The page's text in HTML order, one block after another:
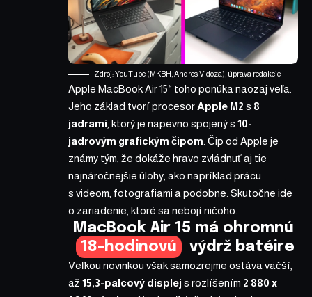
Zdroj: YouTube (MKBH, Andres Vidoza), úprava redakcie
Apple MacBook Air 15“ toho ponúka naozaj veľa.
Jeho základ tvorí procesor Apple M2 s 8
jadrami , ktorý je napevno spojený s 10-
jadrovým grafickým čipom . Čip od Apple je
známy tým, že dokáže hravo zvládnuť aj tie
najnáročnejšie úlohy, ako napríklad prácu
s videom, fotografiami a podobne. Skutočne ide
o zariadenie, ktoré sa nebojí ničoho.
MacBook Air 15 má ohromnú
18-hodinovú
výdrž batéire
Veľkou novinkou však samozrejme ostáva väčší,
až 15,3-palcový displej s rozlíšením 2 880 x